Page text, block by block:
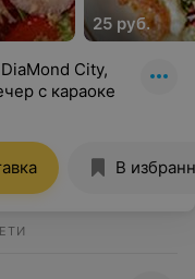
25 руб.
City,
с караоке
В